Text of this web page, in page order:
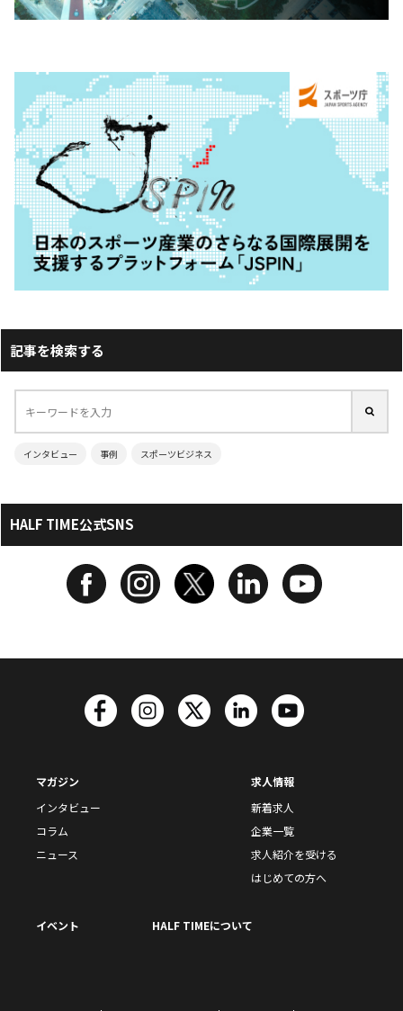
記事を検索する
インタビュー 事例 スポーツビジネス
HALF TIME公式SNS
マガジン
インタビュー
コラム
ニュース
求人情報
新着求人
企業一覧
求人紹介を受ける
はじめての方へ
イベント HALF TIMEについて